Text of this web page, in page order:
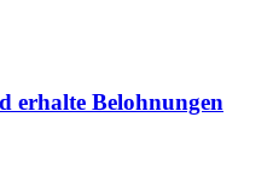
erhalte Belohnungen